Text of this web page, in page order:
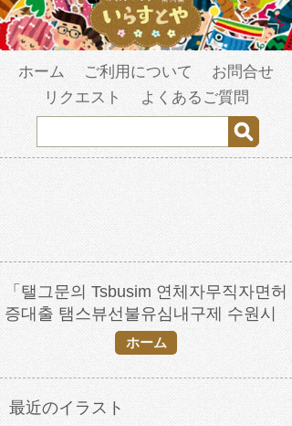
ホーム ご利用について
お問合せ
リクエスト
よくあるご質問
「탤그문의 Tsbusim 연체자무직자면허
증대출 탬스뷰선불유심내구제 수원시
간편긴급생계자금지원 휴대폰소액대출
방법문의 개인선불폰유심매입문의」の
検索結果
ホーム
最近のイラスト